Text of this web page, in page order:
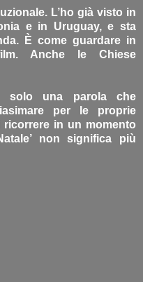
L’ho già visto in
e in Uruguay, e sta
È come guardare in
Anche le Chiese
solo una parola che
per le proprie
in un momento
non significa più